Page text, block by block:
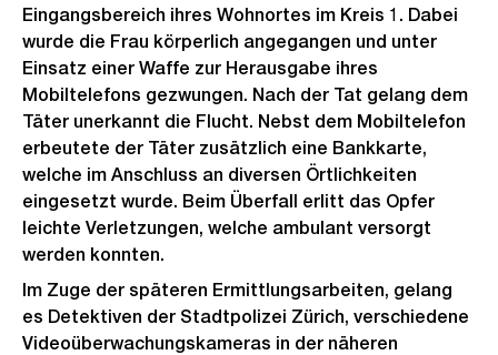
Eingangsbereich ihres Wohnortes im Kreis 1. Dabei
wurde die Frau körperlich angegangen und unter
Einsatz einer Waffe zur Herausgabe ihres
Mobiltelefons gezwungen. Nach der Tat gelang dem
Täter unerkannt die Flucht. Nebst dem Mobiltelefon
erbeutete der Täter zusätzlich eine Bankkarte,
welche im Anschluss an diversen Örtlichkeiten
eingesetzt wurde. Beim Überfall erlitt das Opfer
leichte Verletzungen, welche ambulant versorgt
werden konnten.
Im Zuge der späteren Ermittlungsarbeiten, gelang
es Detektiven der Stadtpolizei Zürich, verschiedene
Videoüberwachungskameras in der näheren